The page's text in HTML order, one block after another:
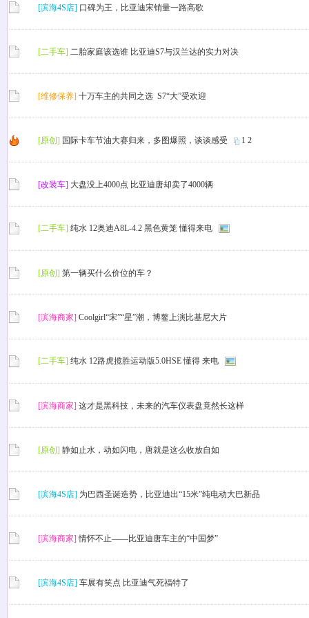
[滨海4S店] 口碑为王，比亚迪宋销量一路高歌
[二手车] 二胎家庭该选谁 比亚迪S7与汉兰达的实力对决
[维修保养] 十万车主的共同之选 S7“大”受欢迎
[原创] 国际卡车节油大赛归来，多图爆照，谈谈感受 1 2
[改装车] 大盘没上4000点 比亚迪唐却卖了4000辆
[二手车] 纯水 12奥迪A8L-4.2 黑色黄笼 懂得来电
[原创] 第一辆买什么价位的车？
[滨海商家] Coolgirl“宋”“星”潮，博鳌上演比基尼大片
[二手车] 纯水 12路虎揽胜运动版5.0HSE 懂得 来电
[滨海商家] 这才是黑科技，未来的汽车仪表盘竟然长这样
[原创] 静如止水，动如闪电，唐就是这么收放自如
[滨海4S店] 为巴西圣诞造势，比亚迪出“15米”纯电动大巴新品
[滨海商家] 情怀不止——比亚迪唐车主的“中国梦”
[滨海4S店] 车展有笑点 比亚迪气死福特了